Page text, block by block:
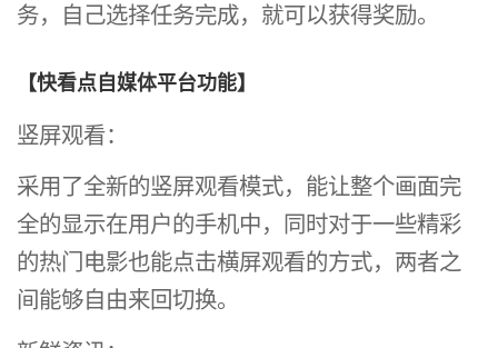
务，自己选择任务完成，就可以获得奖励。
【快看点自媒体平台功能】
竖屏观看：
采用了全新的竖屏观看模式，能让整个画面完
全的显示在用户的手机中，同时对于一些精彩
的热门电影也能点击横屏观看的方式，两者之
间能够自由来回切换。